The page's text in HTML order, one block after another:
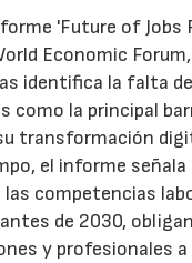
'Future of Jobs
Economic
identifica la falta de
como la principal
transformación
el informe señala
las competencias
de 2030,
y profesionales